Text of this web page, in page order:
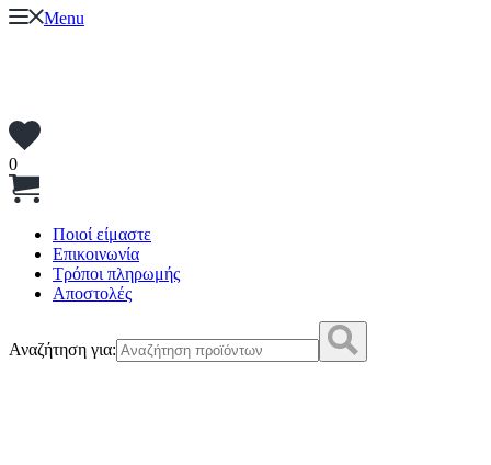
Menu
0
Ποιοί είμαστε
Επικοινωνία
Τρόποι πληρωμής
Αποστολές
Αναζήτηση για: